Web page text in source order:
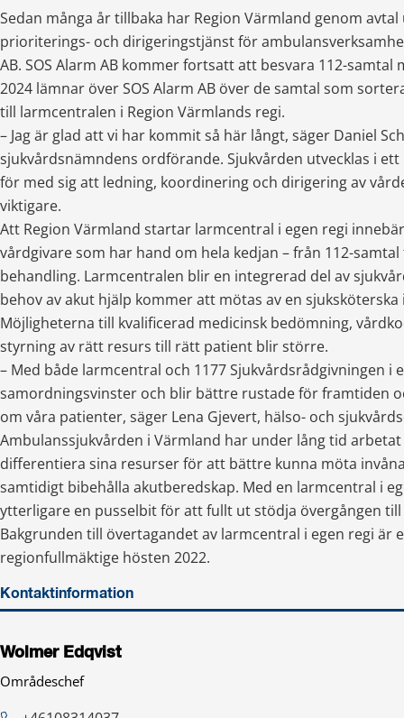
Sedan många år tillbaka har Region Värmland genom
prioriterings- och dirigeringstjänst för
AB. SOS Alarm AB kommer fortsatt att besvara 112-samtal
2024 lämnar över SOS Alarm AB över de samtal som
till larmcentralen i Region Värmlands regi.
– Jag är glad att vi har kommit så här långt, säger Daniel
sjukvårdsnämndens ordförande. Sjukvården utvecklas i
för med sig att ledning, koordinering och dirigering av
viktigare.
Att Region Värmland startar larmcentral i egen regi
vårdgivare som har hand om hela kedjan – från 112-
behandling. Larmcentralen blir en integrerad del av
behov av akut hjälp kommer att mötas av en sjuksköterska
Möjligheterna till kvalificerad medicinsk bedömning,
styrning av rätt resurs till rätt patient blir större.
– Med både larmcentral och 1177 Sjukvårdsrådgivningen i
samordningsvinster och blir bättre rustade för framtiden
om våra patienter, säger Lena Gjevert, hälso- och
Ambulanssjukvården i Värmland har under lång tid
differentiera sina resurser för att bättre kunna möta
samtidigt bibehålla akutberedskap. Med en larmcentral i
ytterligare en pusselbit för att fullt ut stödja övergången
Bakgrunden till övertagandet av larmcentral i egen regi är
regionfullmäktige hösten 2022.
Kontaktinformation
Wolmer Edqvist
Områdeschef